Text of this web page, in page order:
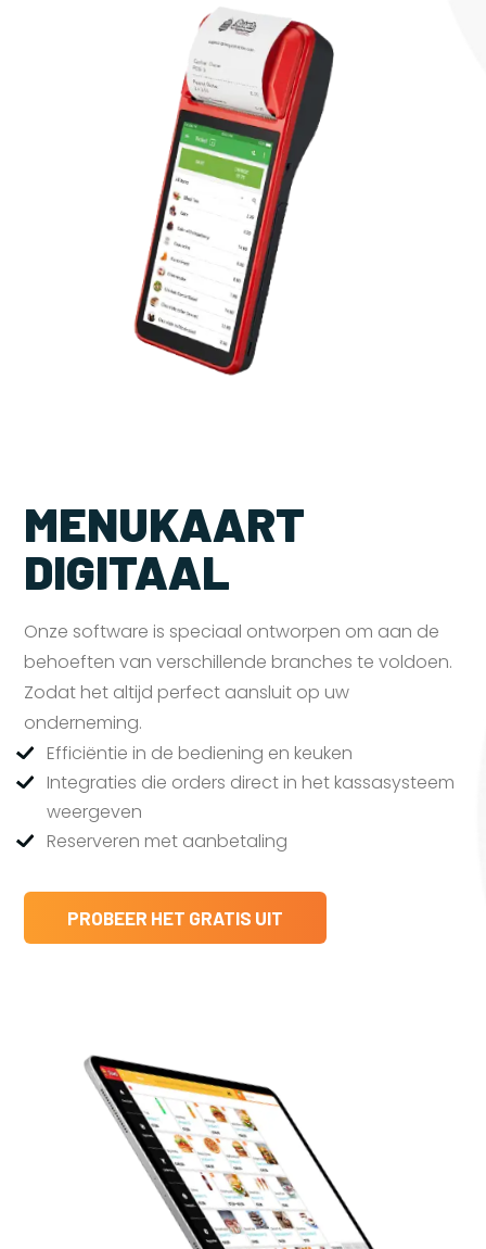
MENUKAART
DIGITAAL
Onze software is speciaal ontworpen om aan de
behoeften van verschillende branches te voldoen.
Zodat het altijd perfect aansluit op uw
onderneming.
Efficiëntie in de bediening en keuken
Integraties die orders direct in het kassasysteem
weergeven
Reserveren met aanbetaling
PROBEER HET GRATIS UIT